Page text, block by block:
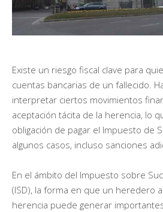
Existe un riesgo fiscal clave para
cuentas bancarias de un fallecido.
interpretar ciertos movimientos
aceptación tácita de la herencia, lo
obligación de pagar el Impuesto de
algunos casos, incluso sanciones
En el ámbito del Impuesto sobre
(ISD), la forma en que un heredero
herencia puede generar